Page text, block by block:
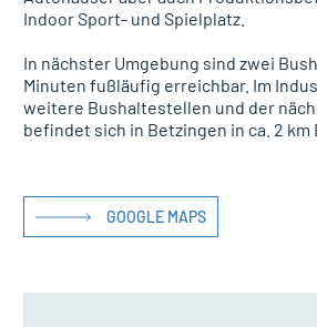
Indoor Sport- und Spielplatz.
In nächster Umgebung sind zwei
Minuten fußläufig erreichbar. Im
weitere Bushaltestellen und der
befindet sich in Betzingen in ca. 2 km
GOOGLE MAPS